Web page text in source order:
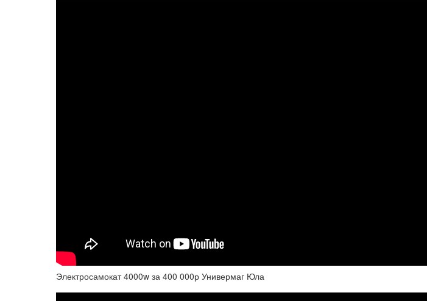
Электросамокат 4000w за 400 000р Универмаг Юла